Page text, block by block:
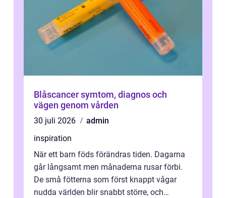
Blåscancer symtom, diagnos och
vägen genom vården
30 juli 2026
admin
inspiration
När ett barn föds förändras tiden. Dagarna
går långsamt men månaderna rusar förbi.
De små fötterna som först knappt vågar
nudda världen blir snabbt större, och